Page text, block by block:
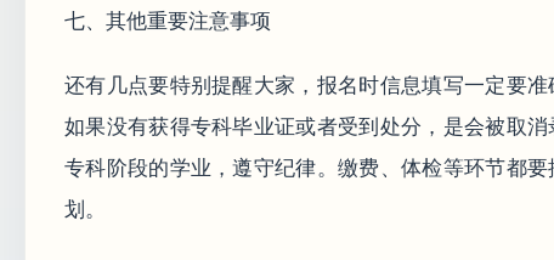
七、其他重要注意事项
还有几点要特别提醒大家，报名时信息填写一定要
如果没有获得专科毕业证或者受到处分，是会被取
专科阶段的学业，遵守纪律。缴费、体检等环节都
划。